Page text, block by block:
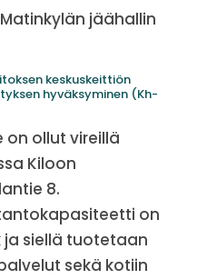
jäähallin
keskuskeittiön
hyväksyminen (Kh-
on ollut vireillä
Kiloon
8.
on
ja siellä tuotetaan
sekä kotiin